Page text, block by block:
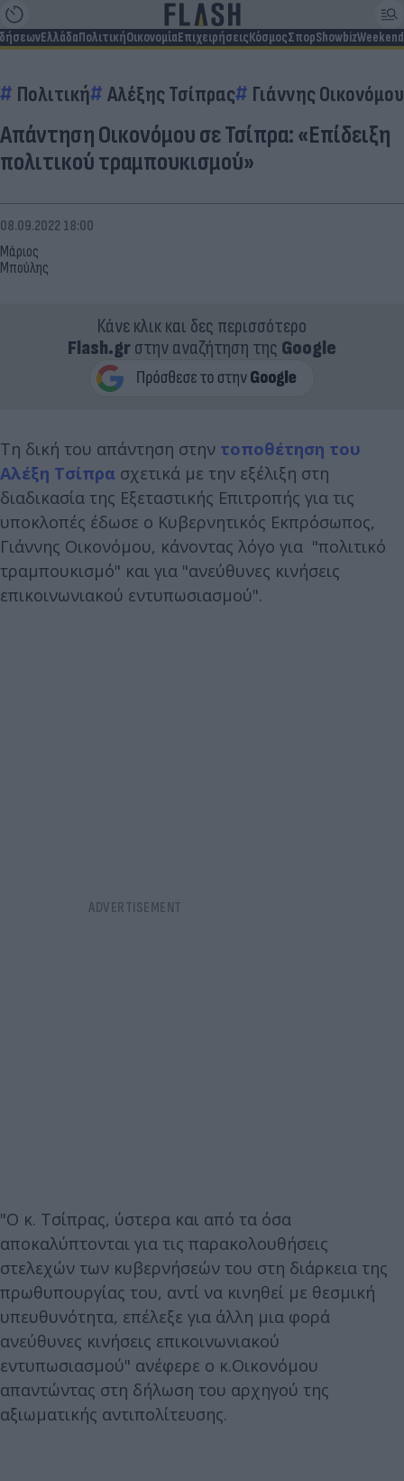
ΕλλάδαΠολιτικήΟικονομίαΕπιχειρήσειςΚόσμοςΣπορShowbizWeekend
Πολιτική Αλέξης Τσίπρας Γιάννης Οικονόμου
Απάντηση Οικονόμου σε Τσίπρα: «Επίδειξη
πολιτικού τραμπουκισμού»
Μάριος
Μπούλης
08.09.2022 18:00
Κάνε κλικ και δες περισσότερο
Flash.grστην αναζήτηση της Google
Τη δική του απάντηση στην τοποθέτηση του
Αλέξη Τσίπρα σχετικά με την εξέλιξη στη
διαδικασία της Εξεταστικής Επιτροπής για τις
υποκλοπές έδωσε ο Κυβερνητικός Εκπρόσωπος,
Γιάννης Οικονόμου, κάνοντας λόγο για "πολιτικό
τραμπουκισμό" και για "ανεύθυνες κινήσεις
επικοινωνιακού εντυπωσιασμού".
"Ο κ. Τσίπρας, ύστερα και από τα όσα
αποκαλύπτονται για τις παρακολουθήσεις
στελεχών των κυβερνήσεών του στη διάρκεια της
πρωθυπουργίας του, αντί να κινηθεί με θεσμική
υπευθυνότητα, επέλεξε για άλλη μια φορά
ανεύθυνες κινήσεις επικοινωνιακού
εντυπωσιασμού" ανέφερε ο κ.Οικονόμου
απαντώντας στη δήλωση του αρχηγού της
αξιωματικής αντιπολίτευσης.